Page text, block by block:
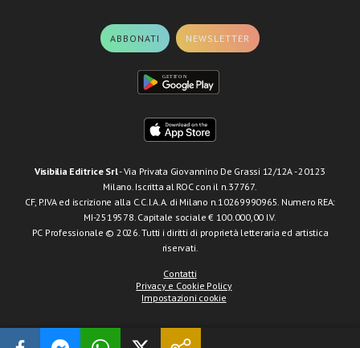
ABBONATI NEWSLETTER
Visibilia Editrice Srl- Via Privata Giovannino De Grassi 12/12A - 20123
Milano. Iscritta al ROC con il n.37767.
CF, P.IVA ed iscrizione alla C.C.I.A.A. di Milano n.10269990965. Numero REA:
MI-2519578. Capitale sociale € 100.000,00 I.V.
PC Professionale © 2026. Tutti i diritti di proprietà letteraria ed artistica
riservati.
Contatti
Privacy e Cookie Policy
Impostazioni cookie